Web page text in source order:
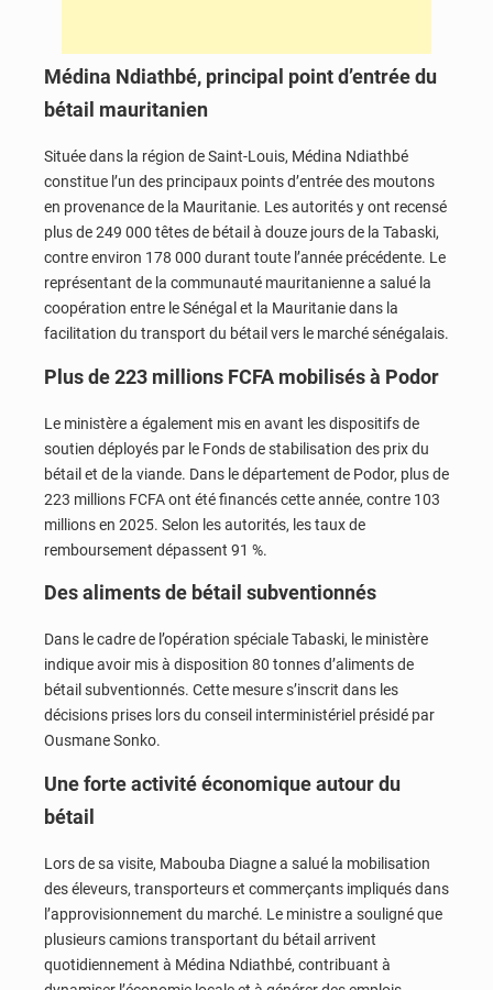
Médina Ndiathbé, principal point d’entrée du
bétail mauritanien
Située dans la région deSaint-Louis, Médina Ndiathbé
constitue l’un des principaux points d’entrée des moutons
en provenance de la Mauritanie. Les autorités y ont recensé
plus de 249 000 têtes de bétail à douze jours de la Tabaski,
contre environ 178 000 durant toute l’année précédente. Le
représentant de la communauté mauritanienne a salué la
coopération entre le Sénégal et la Mauritanie dans la
facilitation du transport du bétail vers le marché sénégalais.
Plus de 223 millions FCFA mobilisés à Podor
Le ministère a également mis en avant les dispositifs de
soutien déployés par le Fonds de stabilisation des prix du
bétail et de la viande. Dans le département de Podor, plus de
223 millions FCFA ont été financés cette année, contre 103
millions en 2025. Selon les autorités, les taux de
remboursement dépassent 91 %.
Des aliments de bétail subventionnés
Dans le cadre de l’opération spécialeTabaski, le ministère
indique avoir mis à disposition 80 tonnes d’aliments de
bétail subventionnés. Cette mesure s’inscrit dans les
décisions prises lors du conseil interministériel présidé par
Ousmane Sonko.
Une forte activité économique autour du
bétail
Lors de sa visite, Mabouba Diagnea salué la mobilisation
des éleveurs, transporteurs et commerçants impliqués dans
l’approvisionnement du marché. Le ministre a souligné que
plusieurs camions transportant du bétail arrivent
quotidiennement à Médina Ndiathbé, contribuant à